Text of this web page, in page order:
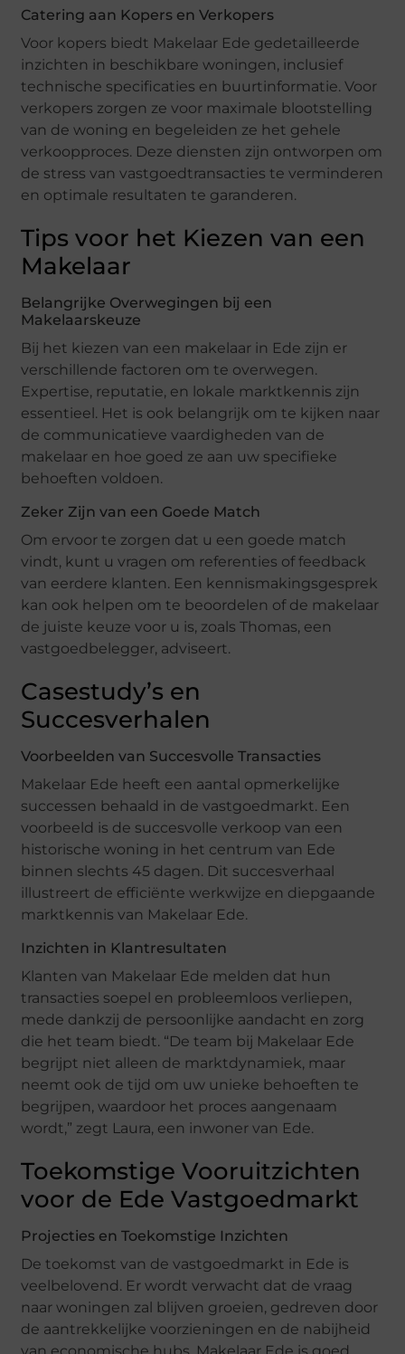
Catering aan Kopers en Verkopers
Voor kopers biedt Makelaar Ede gedetailleerde
inzichten in beschikbare woningen, inclusief
technische specificaties en buurtinformatie. Voor
verkopers zorgen ze voor maximale blootstelling
van de woning en begeleiden ze het gehele
verkoopproces. Deze diensten zijn ontworpen om
de stress van vastgoedtransacties te verminderen
en optimale resultaten te garanderen.
Tips voor het Kiezen van een
Makelaar
Belangrijke Overwegingen bij een
Makelaarskeuze
Bij het kiezen van een makelaar in Ede zijn er
verschillende factoren om te overwegen.
Expertise, reputatie, en lokale marktkennis zijn
essentieel. Het is ook belangrijk om te kijken naar
de communicatieve vaardigheden van de
makelaar en hoe goed ze aan uw specifieke
behoeften voldoen.
Zeker Zijn van een Goede Match
Om ervoor te zorgen dat u een goede match
vindt, kunt u vragen om referenties of feedback
van eerdere klanten. Een kennismakingsgesprek
kan ook helpen om te beoordelen of de makelaar
de juiste keuze voor u is, zoals Thomas, een
vastgoedbelegger, adviseert.
Casestudy’s en
Succesverhalen
Voorbeelden van Succesvolle Transacties
Makelaar Ede heeft een aantal opmerkelijke
successen behaald in de vastgoedmarkt. Een
voorbeeld is de succesvolle verkoop van een
historische woning in het centrum van Ede
binnen slechts 45 dagen. Dit succesverhaal
illustreert de efficiënte werkwijze en diepgaande
marktkennis van Makelaar Ede.
Inzichten in Klantresultaten
Klanten van Makelaar Ede melden dat hun
transacties soepel en probleemloos verliepen,
mede dankzij de persoonlijke aandacht en zorg
die het team biedt. “De team bij Makelaar Ede
begrijpt niet alleen de marktdynamiek, maar
neemt ook de tijd om uw unieke behoeften te
begrijpen, waardoor het proces aangenaam
wordt,” zegt Laura, een inwoner van Ede.
Toekomstige Vooruitzichten
voor de Ede Vastgoedmarkt
Projecties en Toekomstige Inzichten
De toekomst van de vastgoedmarkt in Ede is
veelbelovend. Er wordt verwacht dat de vraag
naar woningen zal blijven groeien, gedreven door
de aantrekkelijke voorzieningen en de nabijheid